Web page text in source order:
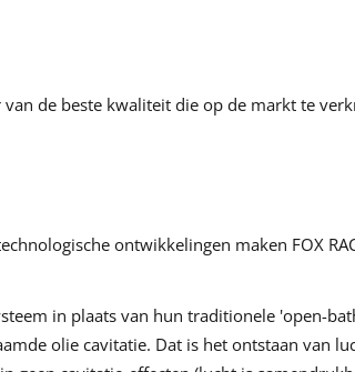
de beste kwaliteit die op de markt te
ontwikkelingen maken FOX
in plaats van hun traditionele 'open-
olie cavitatie. Dat is het ontstaan van